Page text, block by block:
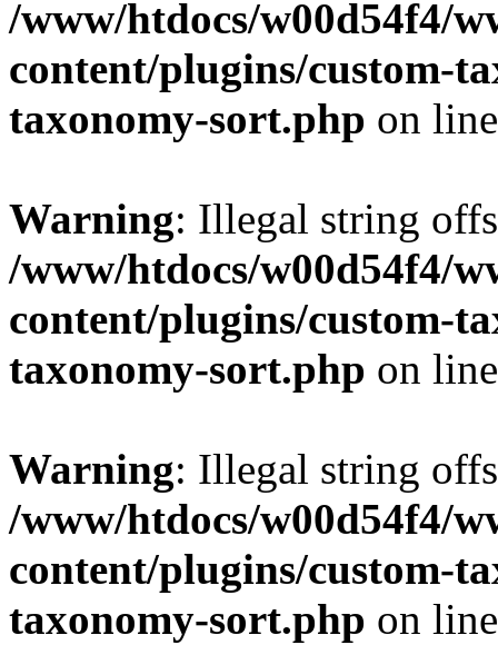
/www/htdocs/w00d54f4/
content/plugins/custom-
taxonomy-sort.php on
Warning: Illegal string
/www/htdocs/w00d54f4/
content/plugins/custom-
taxonomy-sort.php on
Warning: Illegal string
/www/htdocs/w00d54f4/
content/plugins/custom-
taxonomy-sort.php on